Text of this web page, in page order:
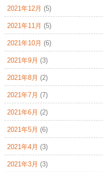
2021年12月 (5)
2021年11月 (5)
2021年10月 (6)
2021年9月 (3)
2021年8月 (2)
2021年7月 (7)
2021年6月 (2)
2021年5月 (6)
2021年4月 (3)
2021年3月 (3)